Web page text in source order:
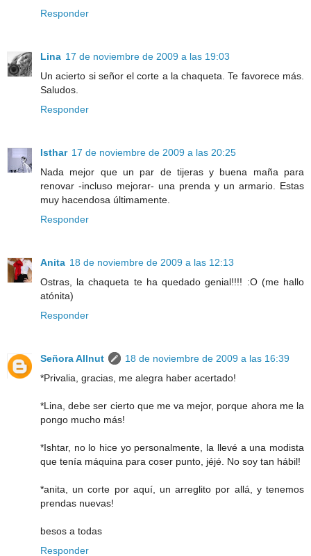
Responder
Lina 17 de noviembre de 2009 a las 19:03
Un acierto si señor el corte a la chaqueta. Te favorece más.
Saludos.
Responder
Isthar 17 de noviembre de 2009 a las 20:25
Nada mejor que un par de tijeras y buena maña para
renovar -incluso mejorar- una prenda y un armario. Estas
muy hacendosa últimamente.
Responder
Anita 18 de noviembre de 2009 a las 12:13
Ostras, la chaqueta te ha quedado genial!!!! :O (me hallo
atónita)
Responder
Señora Allnut
18 de noviembre de 2009 a las 16:39
*Privalia, gracias, me alegra haber acertado!
*Lina, debe ser cierto que me va mejor, porque ahora me la
pongo mucho más!
*Ishtar, no lo hice yo personalmente, la llevé a una modista
que tenía máquina para coser punto, jéjé. No soy tan hábil!
*anita, un corte por aquí, un arreglito por allá, y tenemos
prendas nuevas!
besos a todas
Responder